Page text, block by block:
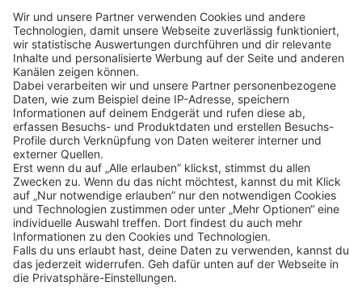
Klickehier, um alle offenen Jobs zu sehen.
Impressum Datenschutz
Privatsphäre-Einstellungen
FAQ
Veranstaltungen